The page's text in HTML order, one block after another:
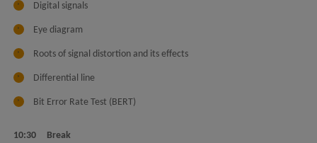
Digital signals
Eye diagram
Roots of signal distortion and its effects
Differential line
Bit Error Rate Test (BERT)
10:30 Break